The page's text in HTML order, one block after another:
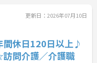
更新日：2026年07月10日
間休日120日以上♪
問介護／介護職